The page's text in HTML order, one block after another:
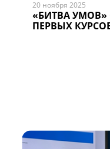
20 ноября 2025
«БИТВА УМОВ»
ПЕРВЫХ